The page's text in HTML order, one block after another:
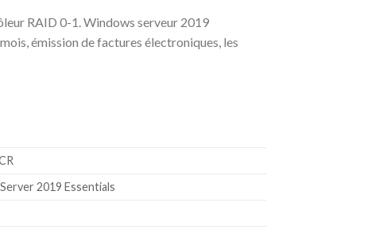
RAID 0-1. Windows serveur 2019
émission de factures électroniques, les
2019 Essentials